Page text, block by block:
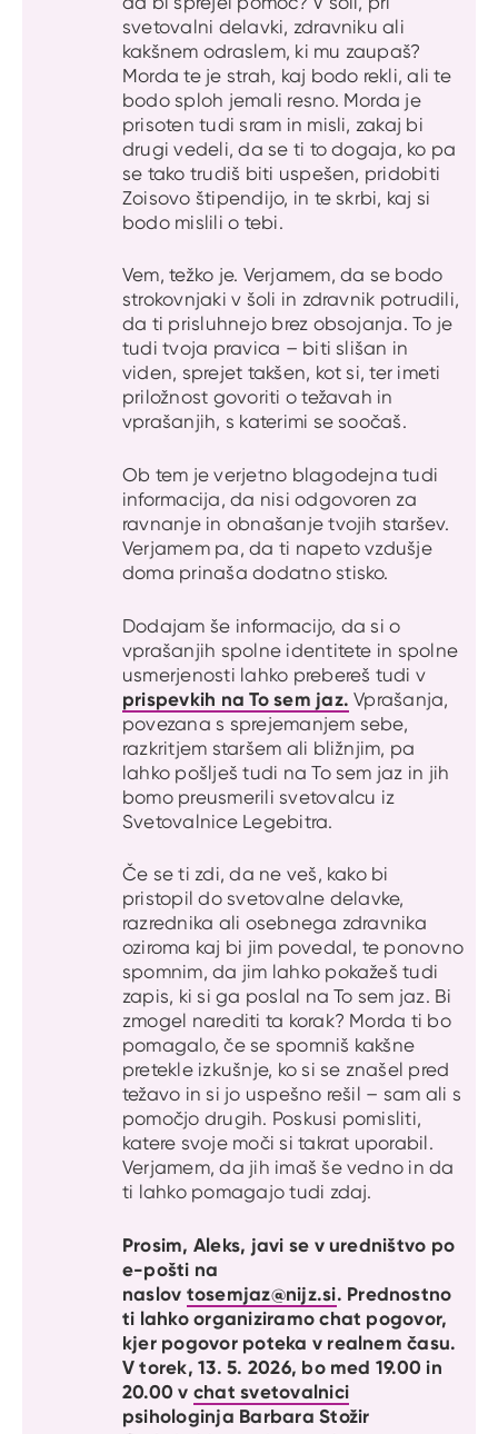
svetovalni delavki, zdravniku ali
kakšnem odraslem, ki mu zaupaš?
Morda te je strah, kaj bodo rekli, ali te
bodo sploh jemali resno. Morda je
prisoten tudi sram in misli, zakaj bi
drugi vedeli, da se ti to dogaja, ko pa
se tako trudiš biti uspešen, pridobiti
Zoisovo štipendijo, in te skrbi, kaj si
bodo mislili o tebi.
Vem, težko je. Verjamem, da se bodo
strokovnjaki v šoli in zdravnik potrudili,
da ti prisluhnejo brez obsojanja. To je
tudi tvoja pravica – biti slišan in
viden, sprejet takšen, kot si, ter imeti
priložnost govoriti o težavah in
vprašanjih, s katerimi se soočaš.
Ob tem je verjetno blagodejna tudi
informacija, da nisi odgovoren za
ravnanje in obnašanje tvojih staršev.
Verjamem pa, da ti napeto vzdušje
doma prinaša dodatno stisko.
Dodajam še informacijo, da si o
vprašanjih spolne identitete in spolne
usmerjenosti lahko prebereš tudi v
prispevkih na To sem jaz. Vprašanja,
povezana s sprejemanjem sebe,
razkritjem staršem ali bližnjim, pa
lahko pošlješ tudi na To sem jaz in jih
bomo preusmerili svetovalcu iz
Svetovalnice Legebitra.
Če se ti zdi, da ne veš, kako bi
pristopil do svetovalne delavke,
razrednika ali osebnega zdravnika
oziroma kaj bi jim povedal, te ponovno
spomnim, da jim lahko pokažeš tudi
zapis, ki si ga poslal na To sem jaz. Bi
zmogel narediti ta korak? Morda ti bo
pomagalo, če se spomniš kakšne
pretekle izkušnje, ko si se znašel pred
težavo in si jo uspešno rešil – sam ali s
pomočjo drugih. Poskusi pomisliti,
katere svoje moči si takrat uporabil.
Verjamem, da jih imaš še vedno in da
ti lahko pomagajo tudi zdaj.
Prosim, Aleks, javi se v uredništvo po
e-pošti na
naslov tosemjaz@nijz.si. Prednostno
ti lahko organiziramo chat pogovor,
kjer pogovor poteka v realnem času.
V torek, 13. 5. 2026, bo med 19.00 in
20.00 v chat svetovalnici
psihologinja Barbara Stožir